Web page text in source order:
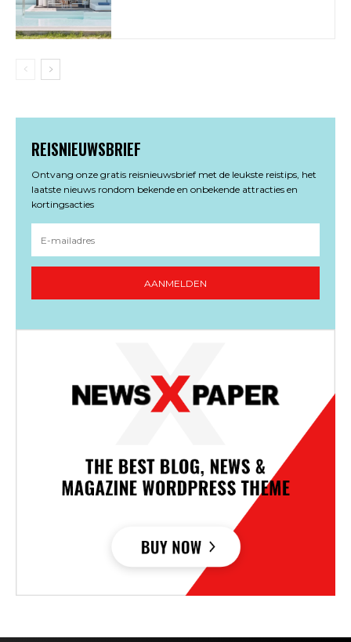
REISNIEUWSBRIEF
Ontvang onze gratis reisnieuwsbrief met de leukste reistips, het
laatste nieuws rondom bekende en onbekende attracties en
kortingsacties
AANMELDEN